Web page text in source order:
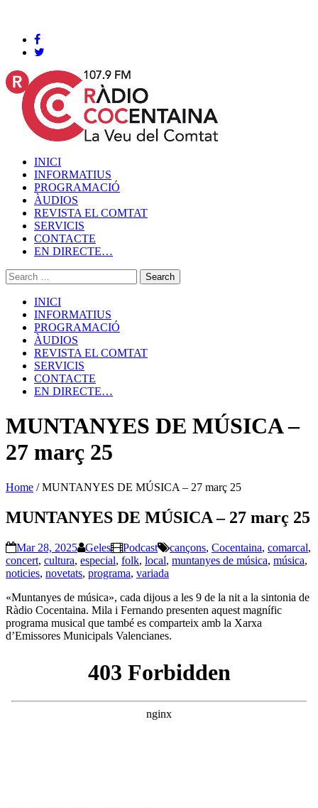
INICI
INFORMATIUS
PROGRAMACIÓ
ÀUDIOS
REVISTA EL COMTAT
SERVICIS
CONTACTE
EN DIRECTE…
INICI
INFORMATIUS
PROGRAMACIÓ
ÀUDIOS
REVISTA EL COMTAT
SERVICIS
CONTACTE
EN DIRECTE…
MUNTANYES DE MÚSICA –
27 març 25
Home /MUNTANYES DE MÚSICA – 27 març 25
MUNTANYES DE MÚSICA – 27 març 25
Mar 28, 2025 Geles Podcast cançons, Cocentaina, comarcal,
concert, cultura, especial, folk, local, muntanyes de música, música,
noticies, novetats, programa, variada
«Muntanyes de música», cada dijous a les 9 de la nit a la sintonia de
Ràdio Cocentaina. Mila i Fernando presenten aquest magnífic
programa musical que també es comparteix amb la Xarxa
d’Emissores Municipals Valencianes.